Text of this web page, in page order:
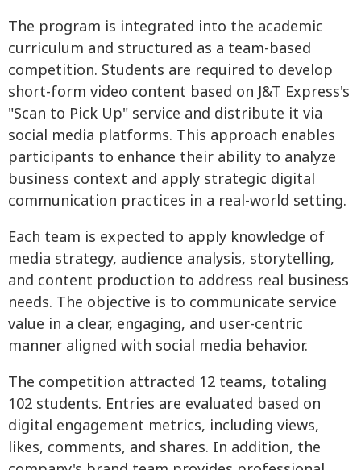
The program is integrated into the academic
curriculum and structured as a team-based
competition. Students are required to develop
short-form video content based on J&T Express's
"Scan to Pick Up" service and distribute it via
social media platforms. This approach enables
participants to enhance their ability to analyze
business context and apply strategic digital
communication practices in a real-world setting.
Each team is expected to apply knowledge of
media strategy, audience analysis, storytelling,
and content production to address real business
needs. The objective is to communicate service
value in a clear, engaging, and user-centric
manner aligned with social media behavior.
The competition attracted 12 teams, totaling
102 students. Entries are evaluated based on
digital engagement metrics, including views,
likes, comments, and shares. In addition, the